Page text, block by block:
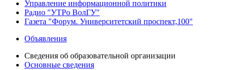
Управление информационной политики
Радио "УТРо ВолГУ"
Газета "Форум. Университетский проспект,100"
Объявления
Сведения об образовательной организации
Основные сведения